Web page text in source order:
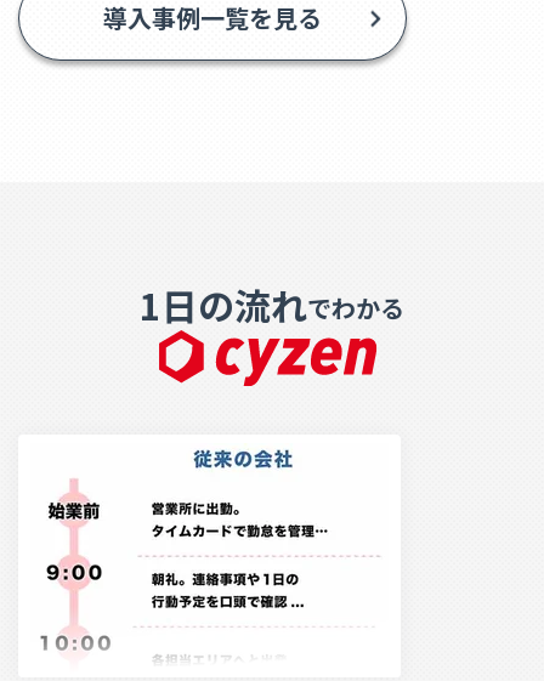
導入事例一覧を見る
1日の流れでわかる